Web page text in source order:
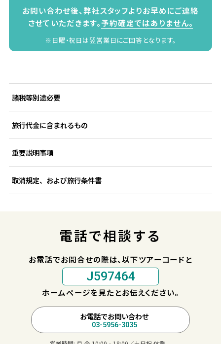
お問い合わせ後、弊社スタッフよりお早めにご連絡
させていただきます。予約確定ではありません。
※日曜・祝日は翌営業日にご回答となります。
諸税等別途必要
旅行代金に含まれるもの
重要説明事項
取消規定、および旅行条件書
電話で相談する
お電話でお問合せの際は、以下ツアーコードと
J597464
ホームページを見たとお伝えください。
お電話でお問い合わせ
03-5956-3035